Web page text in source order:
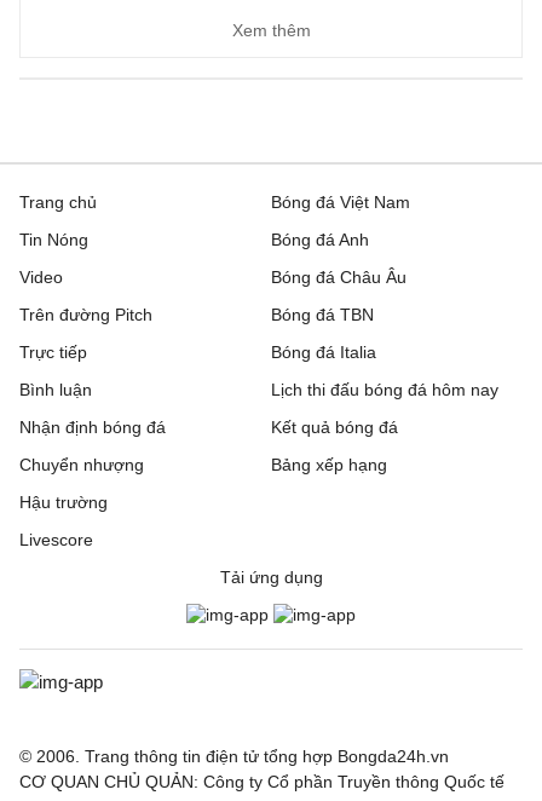
Xem thêm
Trang chủ
Tin Nóng
Video
Trên đường Pitch
Trực tiếp
Bóng đá Việt Nam
Bóng đá Anh
Bóng đá Châu Âu
Bóng đá TBN
Bóng đá Italia
Bình luận
Nhận định bóng đá
Chuyển nhượng
Hậu trường
Livescore
Lịch thi đấu bóng đá hôm nay
Kết quả bóng đá
Bảng xếp hạng
Tải ứng dụng
© 2006. Trang thông tin điện tử tổng hợp Bongda24h.vn
CƠ QUAN CHỦ QUẢN: Công ty Cổ phần Truyền thông Quốc tế